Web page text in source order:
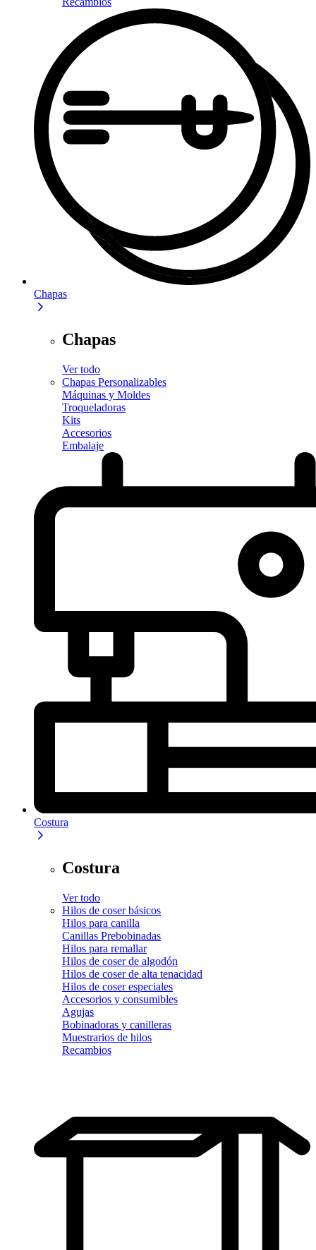
Chapas
Chapas
Ver todo
Chapas Personalizables
Máquinas y Moldes
Troqueladoras
Kits
Accesorios
Embalaje
Costura
Costura
Ver todo
Hilos de coser básicos
Hilos para canilla
Canillas Prebobinadas
Hilos para remallar
Hilos de coser de algodón
Hilos de coser de alta tenacidad
Hilos de coser especiales
Accesorios y consumibles
Agujas
Bobinadoras y canilleras
Muestrarios de hilos
Recambios